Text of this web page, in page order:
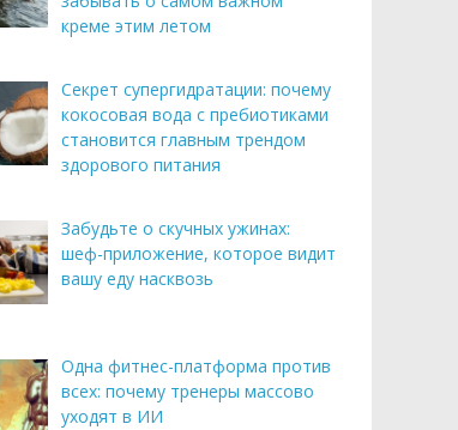
креме этим летом
Секрет супергидратации: почему
кокосовая вода с пребиотиками
становится главным трендом
здорового питания
Забудьте о скучных ужинах:
шеф-приложение, которое видит
вашу еду насквозь
Одна фитнес-платформа против
всех: почему тренеры массово
уходят в ИИ